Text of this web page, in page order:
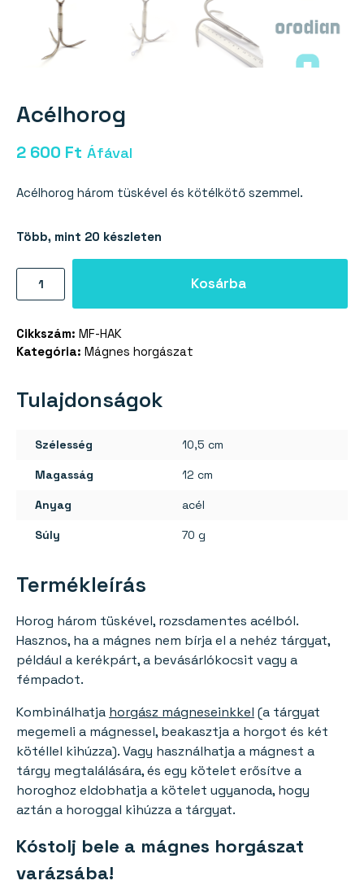
Acélhorog
2 600 Ft Áfával
Acélhorog három tüskével és kötélkötő szemmel.
Több, mint 20 készleten
Acélhorog
mennyiség
Kosárba
Cikkszám: MF-HAK
Kategória: Mágnes horgászat
Tulajdonságok
Szélesség 10,5 cm
Magasság 12 cm
Anyag acél
Súly 70 g
Termékleírás
Horog három tüskével, rozsdamentes acélból.
Hasznos, ha a mágnes nem bírja el a nehéz tárgyat,
például a kerékpárt, a bevásárlókocsit vagy a
fémpadot.
Kombinálhatja horgász mágneseinkkel (a tárgyat
megemeli a mágnessel, beakasztja a horgot és két
kötéllel kihúzza). Vagy használhatja a mágnest a
tárgy megtalálására, és egy kötelet erősítve a
horoghoz eldobhatja a kötelet ugyanoda, hogy
aztán a horoggal kihúzza a tárgyat.
Kóstolj bele a mágnes horgászat
varázsába!